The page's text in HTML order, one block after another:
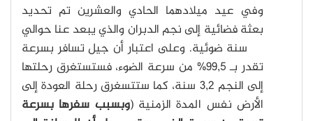
وفي عيد ميلادهما الحادي والعشرين تم تحديد
بعثة فضائية إلى نجم الدبران والذي يبعد عنا حوالي
32 سنة ضوئية. وعلى اعتبار أن جيل تسافر بسرعة
تقدر بـ 99,5% من سرعة الضوء، فستستغرق رحلتها
إلى النجم 3,2 سنة، كما ستتسغرق رحلة العودة إلى
الأرض نفس المدة الزمنية (وبسبب سفرها بسرعة